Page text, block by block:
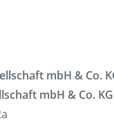
mbH & Co.
mbH & Co. KG